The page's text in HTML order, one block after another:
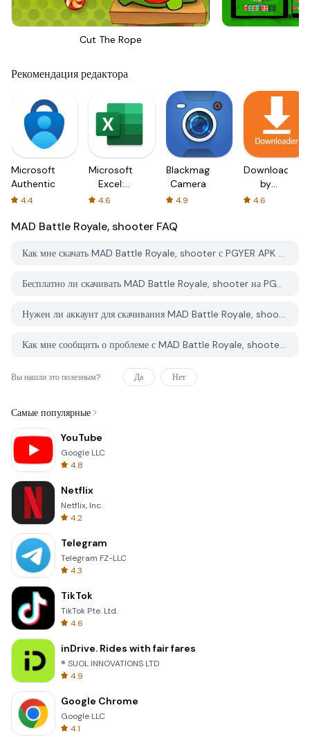
Cut The Rope
Рекомендация редактора
Microsoft
Authenticator
4.4
Microsoft
Excel:
Spreadsheets
4.6
Blackmagic
Camera
4.9
Downloader
by
AFTVnews
4.6
MAD Battle Royale, shooter FAQ
Как мне скачать MAD Battle Royale, shooter с PGYER APK HUB?
Бесплатно ли скачивать MAD Battle Royale, shooter на PGYER APK HUB?
Нужен ли аккаунт для скачивания MAD Battle Royale, shooter с PGYER APK HUB?
Как мне сообщить о проблеме с MAD Battle Royale, shooter на PGYER APK HUB?
Вы нашли это полезным? Да Нет
Самые популярные
YouTube
Google LLC
4.8
Netflix
Netflix, Inc.
4.2
Telegram
Telegram FZ-LLC
4.3
TikTok
TikTok Pte. Ltd.
4.6
inDrive. Rides with fair fares
® SUOL INNOVATIONS LTD
4.9
Google Chrome
Google LLC
4.1